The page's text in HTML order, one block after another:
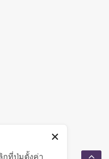
กที่ปุ่มตั้งค่า